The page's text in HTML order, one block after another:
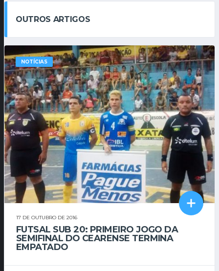
OUTROS ARTIGOS
NOTÍCIAS
17 DE OUTUBRO DE 2016
FUTSAL SUB 20: PRIMEIRO JOGO DA
SEMIFINAL DO CEARENSE TERMINA
EMPATADO